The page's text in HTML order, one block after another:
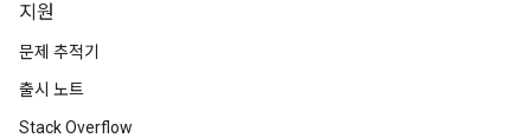
지원
문제 추적기
출시 노트
Stack Overflow